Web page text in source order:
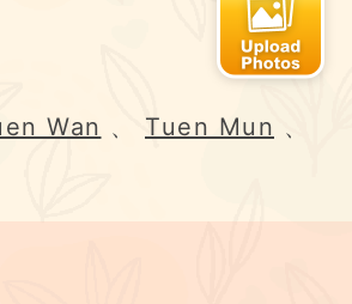
Wan 、 Tuen Mun 、